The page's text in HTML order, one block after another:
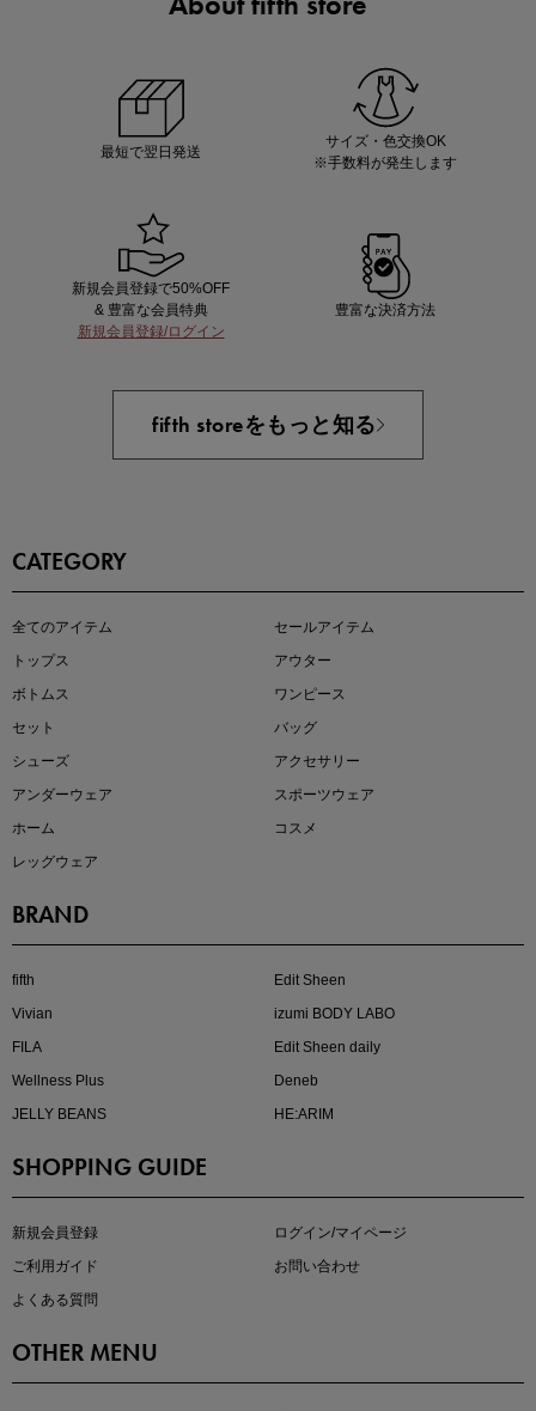
即戦力アイテム続々対象
大人の着映えアイテム5選
最短で翌日発送
サイズ・色交換OK
※手数料が発生します
新規会員登録で50%OFF
& 豊富な会員特典
新規会員登録/ログイン
豊富な決済方法
fifth storeをもっと知る
CATEGORY
全てのアイテム
セールアイテム
トップス
アウター
ボトムス
ワンピース
セット
バッグ
シューズ
アクセサリー
アンダーウェア
スポーツウェア
ホーム
コスメ
レッグウェア
BRAND
fifth
Edit Sheen
Vivian
izumi BODY LABO
FILA
Edit Sheen daily
Wellness Plus
Deneb
JELLY BEANS
HE:ARIM
SHOPPING GUIDE
新規会員登録
ログイン/マイページ
ご利用ガイド
お問い合わせ
よくある質問
OTHER MENU